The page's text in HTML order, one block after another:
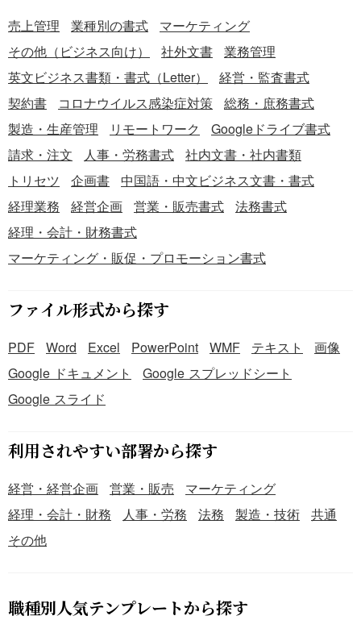
売上管理 業種別の書式
マーケティング
その他（ビジネス向け）
社外文書
業務管理
英文ビジネス書類・書式（Letter）
経営・監査書式
契約書
コロナウイルス感染症対策
総務・庶務書式
製造・生産管理
リモートワーク
Googleドライブ書式
請求・注文
人事・労務書式
社内文書・社内書類
トリセツ
企画書
中国語・中文ビジネス文書・書式
経理業務
経営企画 営業・販売書式
法務書式
経理・会計・財務書式
マーケティング・販促・プロモーション書式
ファイル形式から探す
PDF Word Excel PowerPoint WMF テキスト
画像
Google ドキュメント
Google スプレッドシート
Google スライド
利用されやすい部署から探す
経営・経営企画 営業・販売
マーケティング
経理・会計・財務
人事・労務 法務 製造・技術
共通
その他
職種別人気テンプレートから探す